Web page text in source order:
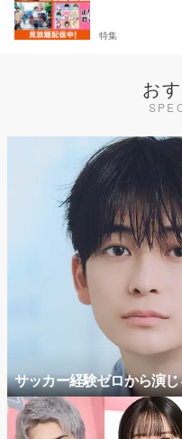
特集
お
サッカー経験ゼロから演